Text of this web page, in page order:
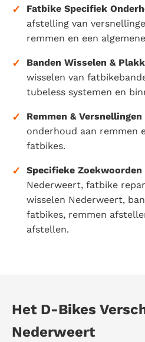
✓ Fatbike Specifiek
afstelling van
remmen en een
✓ Banden Wisselen &
wisselen van
tubeless systemen en
✓ Remmen & Versnellingen
onderhoud aan remmen
fatbikes.
✓ Specifieke Zoekwoorden
Nederweert, fatbike
wisselen Nederweert,
fatbikes, remmen
afstellen.
Het D-Bikes
Nederweert